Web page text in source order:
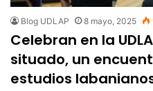
Blog UDLAP 8 mayo, 2025
Celebran en la
situado, un
estudios